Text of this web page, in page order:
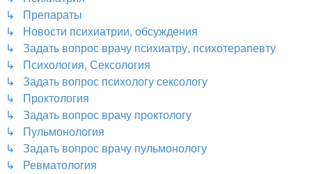
↳ Препараты
↳ Новости психиатрии, обсуждения
↳ Задать вопрос врачу психиатру, психотерапевту
↳ Психология, Сексология
↳ Задать вопрос психологу сексологу
↳ Проктология
↳ Задать вопрос врачу проктологу
↳ Пульмонология
↳ Задать вопрос врачу пульмонологу
↳ Ревматология